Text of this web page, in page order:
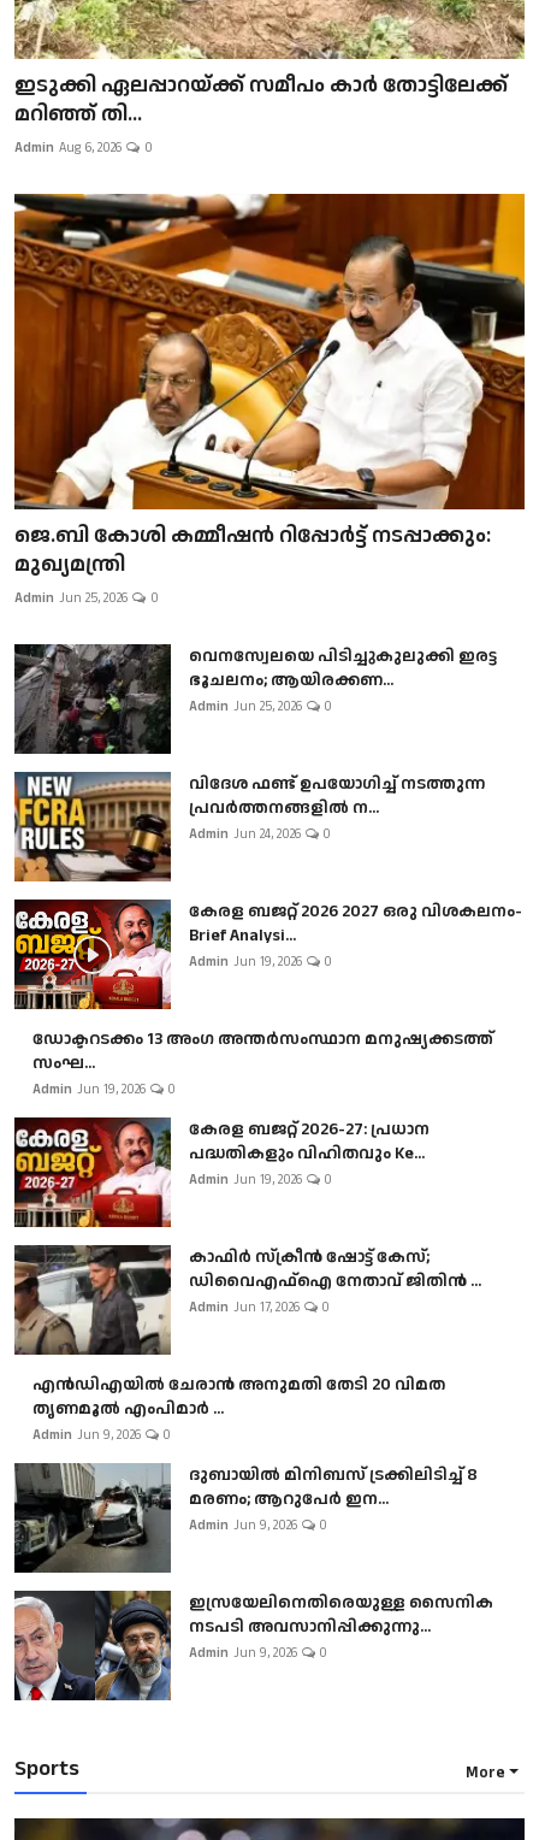
ഇടുക്കി ഏലപ്പാറയ്ക്ക് സമീപം കാർ തോട്ടിലേക്ക്
മറിഞ്ഞ് തി...
Admin Aug 6, 2026 0
ജെ.ബി കോശി കമ്മീഷൻ റിപ്പോർട്ട് നടപ്പാക്കും:
മുഖ്യമന്ത്രി
Admin Jun 25, 2026 0
വെനസ്വേലയെ പിടിച്ചുകുലുക്കി ഇരട്ട
ഭൂചലനം; ആയിരക്കണ...
Admin Jun 25, 2026 0
വിദേശ ഫണ്ട് ഉപയോഗിച്ച് നടത്തുന്ന
പ്രവർത്തനങ്ങളിൽ ന...
Admin Jun 24, 2026 0
കേരള ബജറ്റ് 2026 2027 ഒരു വിശകലനം-
Brief Analysi...
Admin Jun 19, 2026 0
ഡോക്ടറടക്കം 13 അംഗ അന്തർസംസ്ഥാന മനുഷ്യക്കടത്ത്
സംഘ...
Admin Jun 19, 2026 0
കേരള ബജറ്റ് 2026-27: പ്രധാന
പദ്ധതികളും വിഹിതവും Ke...
Admin Jun 19, 2026 0
കാഫിർ സ്‌ക്രീൻ ഷോട്ട് കേസ്;
ഡിവൈഎഫ്ഐ നേതാവ് ജിതിൻ ...
Admin Jun 17, 2026 0
എൻഡിഎയിൽ ചേരാൻ അനുമതി തേടി 20 വിമത
തൃണമൂൽ എംപിമാർ ...
Admin Jun 9, 2026 0
ദുബായിൽ മിനിബസ്​ ട്രക്കിലിടിച്ച് 8
മരണം; ആറുപേർ ഇന...
Admin Jun 9, 2026 0
ഇസ്രയേലിനെതിരെയുള്ള സൈനിക
നടപടി അവസാനിപ്പിക്കുന്നു...
Admin Jun 9, 2026 0
Sports More